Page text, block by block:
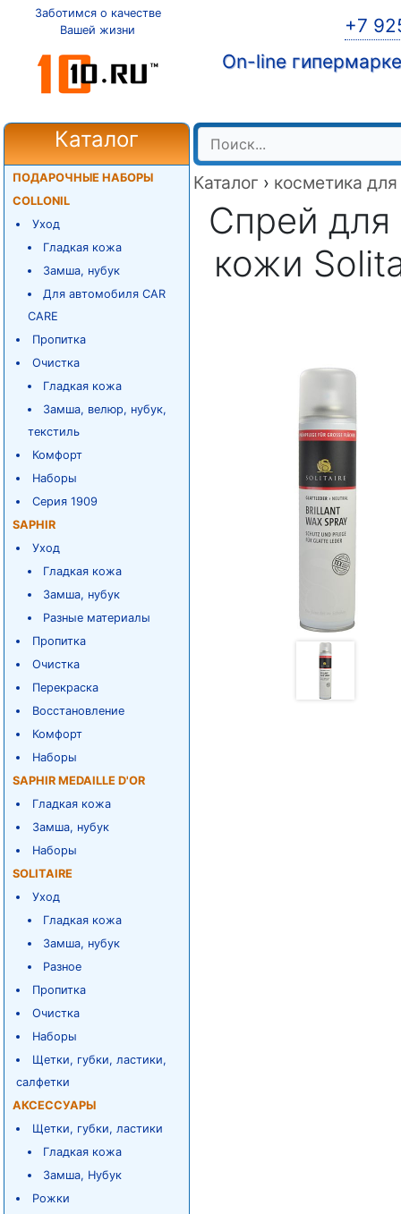
Заботимся о качестве
Вашей жизни
+7
On-line
Каталог
ПОДАРОЧНЫЕ НАБОРЫ
COLLONIL
Уход
Гладкая кожа
Замша, нубук
Для автомобиля CAR
CARE
Пропитка
Очистка
Гладкая кожа
Замша, велюр, нубук,
текстиль
Комфорт
Наборы
Серия 1909
SAPHIR
Уход
Гладкая кожа
Замша, нубук
Разные материалы
Пропитка
Очистка
Перекраска
Восстановление
Комфорт
Наборы
SAPHIR MEDAILLE D'OR
Гладкая кожа
Замша, нубук
Наборы
SOLITAIRE
Уход
Гладкая кожа
Замша, нубук
Разное
Пропитка
Очистка
Наборы
Щетки, губки, ластики,
салфетки
АКСЕССУАРЫ
Щетки, губки, ластики
Гладкая кожа
Замша, Нубук
Рожки
Каталог › косметика
Спрей для
кожи